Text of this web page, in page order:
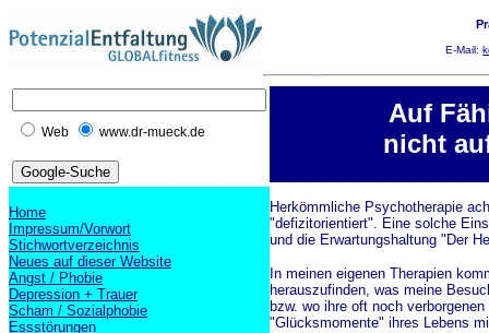
E-Mail:
Web www.dr-mueck.de
Home
Impressum/Vorwort
Stichwortverzeichnis
Neues auf dieser Website
Angst / Phobie
Depression + Trauer
Scham / Sozialphobie
Essstörungen
Auf
nicht
Herkömmliche Psychotherapie
"defizitorientiert". Eine solche
und die Erwartungshaltung "Der
In meinen eigenen Therapien
herauszufinden, was meine
bzw. wo ihre oft noch
"Glücksmomente" ihres Lebens